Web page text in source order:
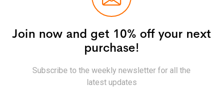
Join now and get 10% off your next
purchase!
Subscribe to the weekly newsletter for all the
latest updates